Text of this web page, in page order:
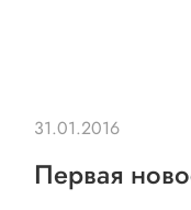
Первая
31.01.2016